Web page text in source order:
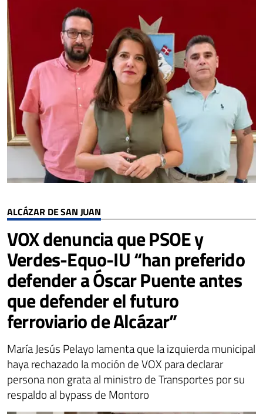
ALCÁZAR DE SAN JUAN
VOX denuncia que PSOE y
Verdes-Equo-IU “han preferido
defender a Óscar Puente antes
que defender el futuro
ferroviario de Alcázar”
María Jesús Pelayo lamenta que la izquierda municipal
haya rechazado la moción de VOX para declarar
persona non grata al ministro de Transportes por su
respaldo al bypass de Montoro